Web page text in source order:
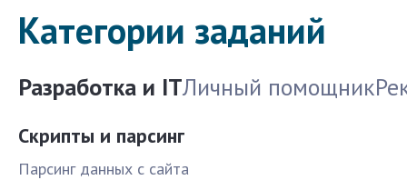
Категории заданий
Разработка и ITЛичный помощник
Скрипты и парсинг
Парсинг данных с сайта